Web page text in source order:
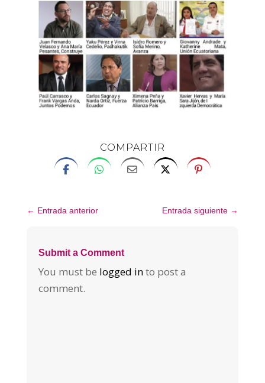
COMPARTIR
← Entrada anterior Entrada siguiente →
Submit a Comment
You must be logged into post a
comment.